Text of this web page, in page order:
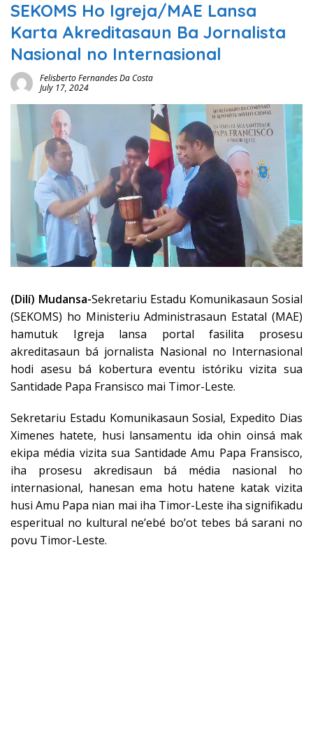
SEKOMS Ho Igreja/MAE Lansa
Karta Akreditasaun Ba Jornalista
Nasional no Internasional
Felisberto Fernandes Da Costa
July 17, 2024
(Dilí) Mudansa-Sekretariu Estadu Komunikasaun Sosial
(SEKOMS) ho Ministeriu Administrasaun Estatal (MAE)
hamutuk Igreja lansa portal fasilita prosesu
akreditasaun bá jornalista Nasional no Internasional
hodi asesu bá kobertura eventu istóriku vizita sua
Santidade Papa Fransisco mai Timor-Leste.
Sekretariu Estadu Komunikasaun Sosial, Expedito Dias
Ximenes hatete, husi lansamentu ida ohin oinsá mak
ekipa média vizita sua Santidade Amu Papa Fransisco,
iha prosesu akredisaun bá média nasional ho
internasional, hanesan ema hotu hatene katak vizita
husi Amu Papa nian mai iha Timor-Leste iha signifikadu
esperitual no kultural ne’ebé bo’ot tebes bá sarani no
povu Timor-Leste.